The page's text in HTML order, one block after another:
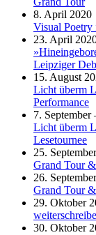
8. April 2020
Visual Poetry
23. April
Leipziger
15. August
Licht überm
Performance
7.
Licht überm
Lesetournee
25.
Grand Tour
26.
Grand Tour
29. Oktober
30. Oktober